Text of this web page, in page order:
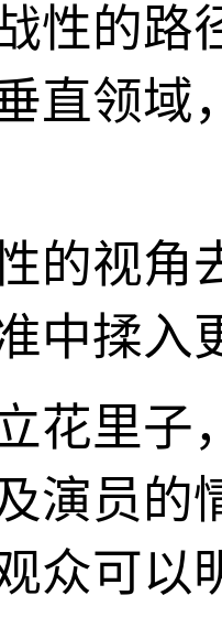
性的
直领域
的视角
中揉入
花里子
演员的
众可以